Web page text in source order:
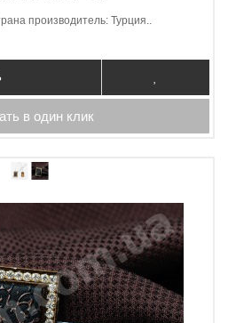
производитель: Турция..
в один клик